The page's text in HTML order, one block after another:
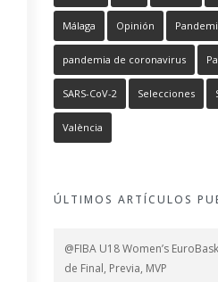
Málaga Opinión
pandemia de coronavirus
SARS-CoV-2 Selecciones
València
ÚLTIMOS ARTÍCULOS
@FIBA U18 Women’s
de Final, Previa, MVP